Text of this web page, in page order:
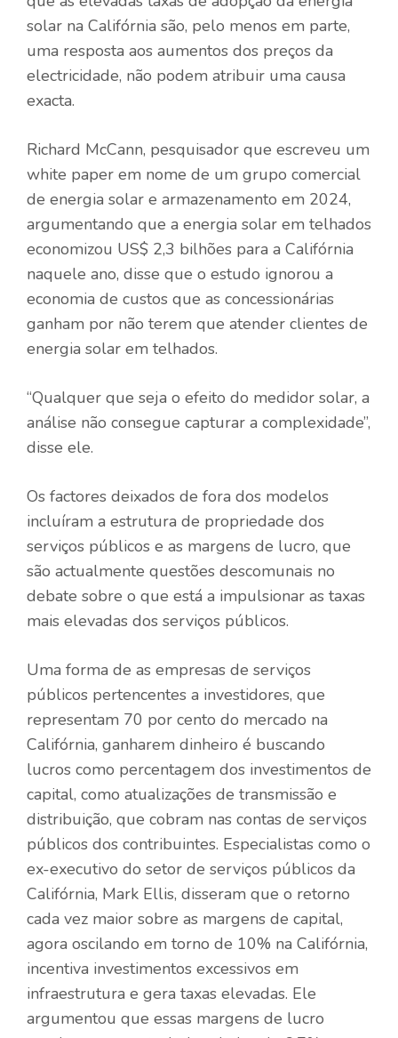
solar na Califórnia são, pelo menos em parte,
uma resposta aos aumentos dos preços da
electricidade, não podem atribuir uma causa
exacta.
Richard McCann, pesquisador que escreveu um
white paper em nome de um grupo comercial
de energia solar e armazenamento em 2024,
argumentando que a energia solar em telhados
economizou US$ 2,3 bilhões para a Califórnia
naquele ano, disse que o estudo ignorou a
economia de custos que as concessionárias
ganham por não terem que atender clientes de
energia solar em telhados.
“Qualquer que seja o efeito do medidor solar, a
análise não consegue capturar a complexidade”,
disse ele.
Os factores deixados de fora dos modelos
incluíram a estrutura de propriedade dos
serviços públicos e as margens de lucro, que
são actualmente questões descomunais no
debate sobre o que está a impulsionar as taxas
mais elevadas dos serviços públicos.
Uma forma de as empresas de serviços
públicos pertencentes a investidores, que
representam 70 por cento do mercado na
Califórnia, ganharem dinheiro é buscando
lucros como percentagem dos investimentos de
capital, como atualizações de transmissão e
distribuição, que cobram nas contas de serviços
públicos dos contribuintes. Especialistas como o
ex-executivo do setor de serviços públicos da
Califórnia, Mark Ellis, disseram que o retorno
cada vez maior sobre as margens de capital,
agora oscilando em torno de 10% na Califórnia,
incentiva investimentos excessivos em
infraestrutura e gera taxas elevadas. Ele
argumentou que essas margens de lucro